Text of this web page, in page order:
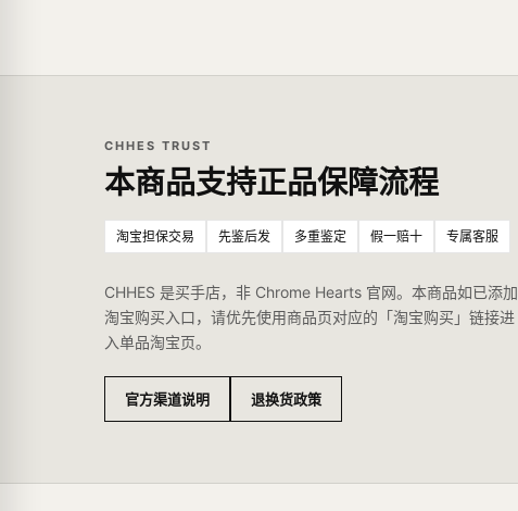
CHHES TRUST
本商品支持正品保障流程
淘宝担保交易 先鉴后发 多重鉴定 假一赔十 专属客服
CHHES 是买手店，非 Chrome Hearts 官网。本商品如已添加
淘宝购买入口，请优先使用商品页对应的「淘宝购买」链接进
入单品淘宝页。
官方渠道说明 退换货政策